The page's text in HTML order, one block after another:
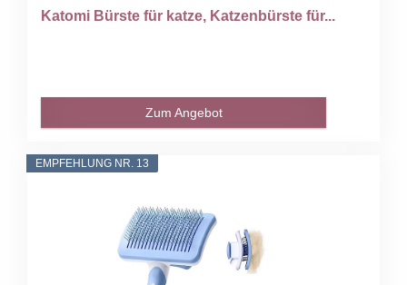
Katomi Bürste für katze, Katzenbürste für...
Zum Angebot
EMPFEHLUNG NR. 13